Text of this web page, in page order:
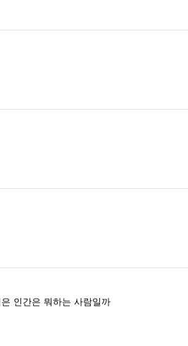
인간은 뭐하는 사람일까